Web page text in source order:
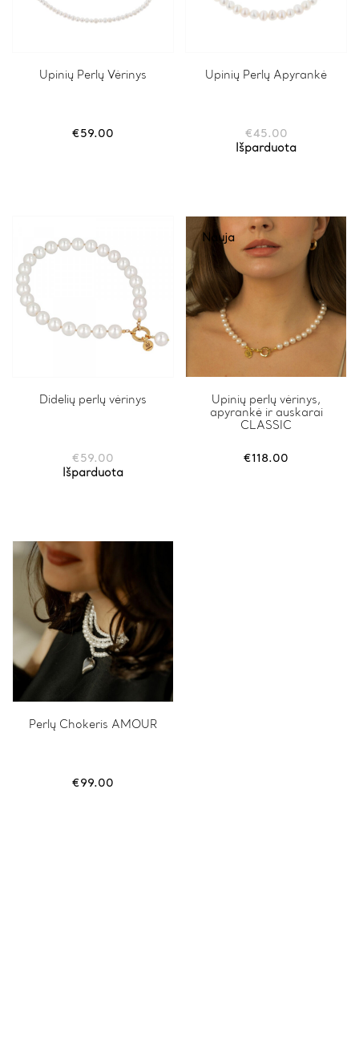
Upinių Perlų Vėrinys
€59.00
Upinių Perlų Apyrankė
€45.00
Išparduota
Didelių perlų vėrinys
€ 59.00
Išparduota
Nauja
Upinių perlų vėrinys,
apyrankė ir auskarai
CLASSIC
€118.00
Perlų Chokeris AMOUR
€99.00